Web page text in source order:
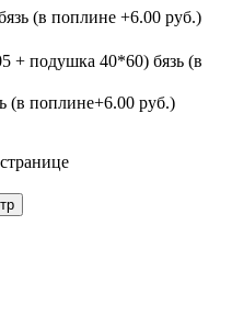
(в поплине +6.00 руб.)
+ подушка 40*60) бязь (в
(в поплине+6.00 руб.)